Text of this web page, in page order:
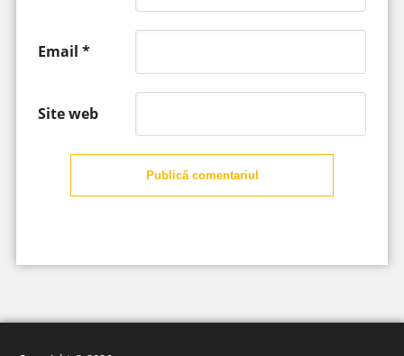
Email *
Site web
Publică comentariul